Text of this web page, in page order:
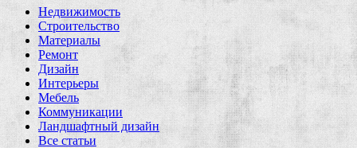
Недвижимость
Строительство
Материалы
Ремонт
Дизайн
Интерьеры
Мебель
Коммуникации
Ландшафтный дизайн
Все статьи